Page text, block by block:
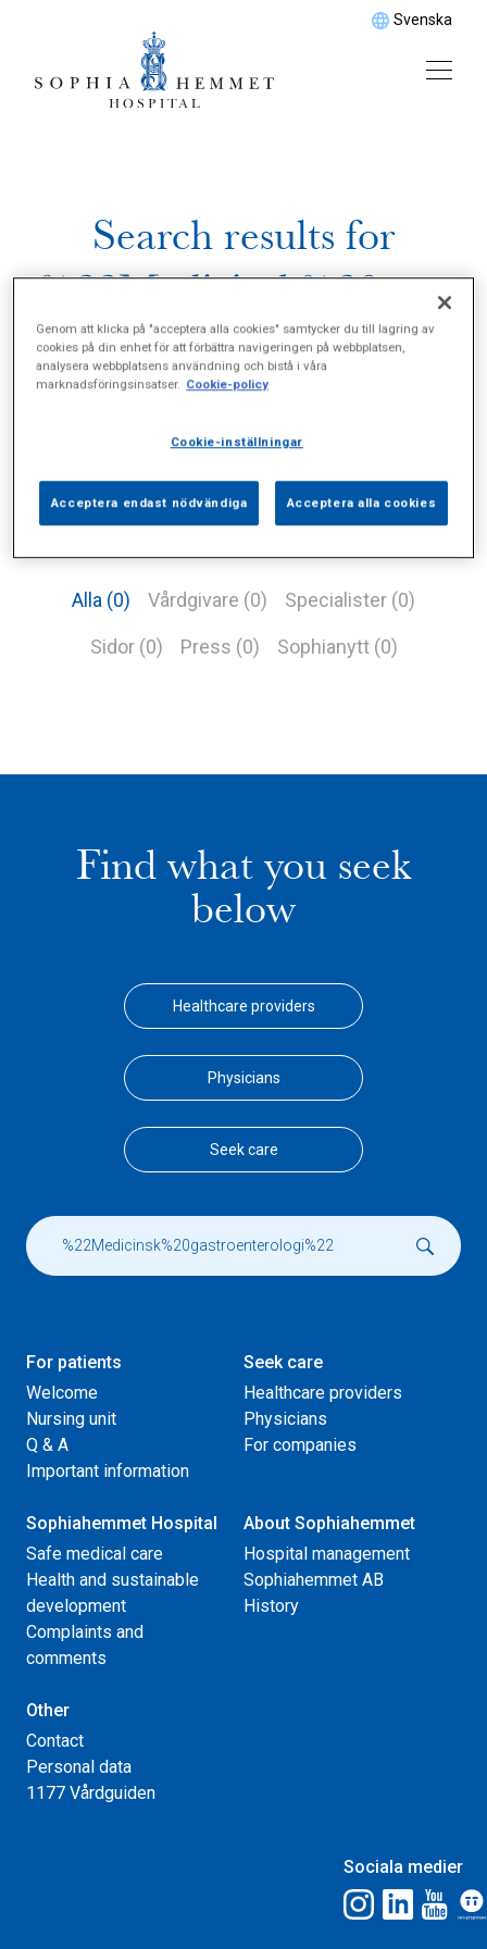
Svenska
Search results for
%22Medicinsk%20gastr
oenterologi%22
Alla (0) Vårdgivare (0) Specialister (0)
Sidor (0) Press (0) Sophianytt (0)
Find what you seek
below
Healthcare providers
Physicians
Seek care
For patients
Welcome
Nursing unit
Q & A
Important information
Seek care
Healthcare providers
Physicians
For companies
Sophiahemmet Hospital
Safe medical care
Health and sustainable
development
Complaints and
comments
About Sophiahemmet
Hospital management
Sophiahemmet AB
History
Other
Contact
Personal data
1177 Vårdguiden
Sociala medier
Genom att klicka på "acceptera alla cookies" samtycker du till lagring av
cookies på din enhet för att förbättra navigeringen på webbplatsen,
analysera webbplatsens användning och bistå i våra
marknadsföringsinsatser. Cookie-policy
Cookie-inställningar
Acceptera endast nödvändiga Acceptera alla cookies